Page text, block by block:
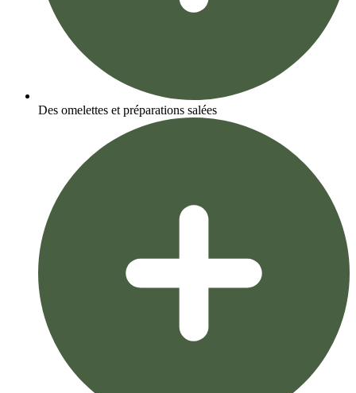
Des omelettes et préparations salées